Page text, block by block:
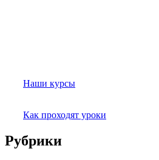
Наши курсы
Как проходят уроки
Рубрики